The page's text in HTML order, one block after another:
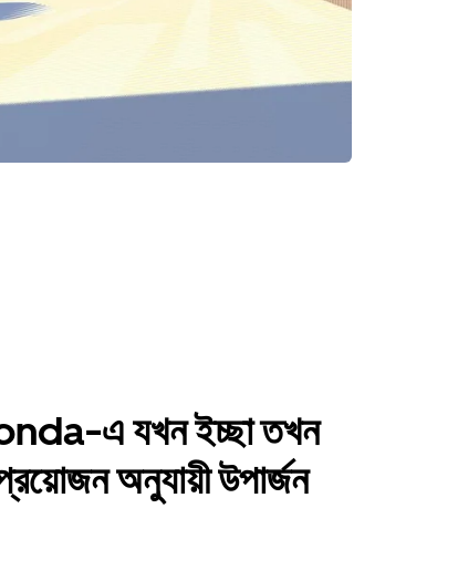
এ যখন ইচ্ছা তখন
অনুযায়ী উপার্জন